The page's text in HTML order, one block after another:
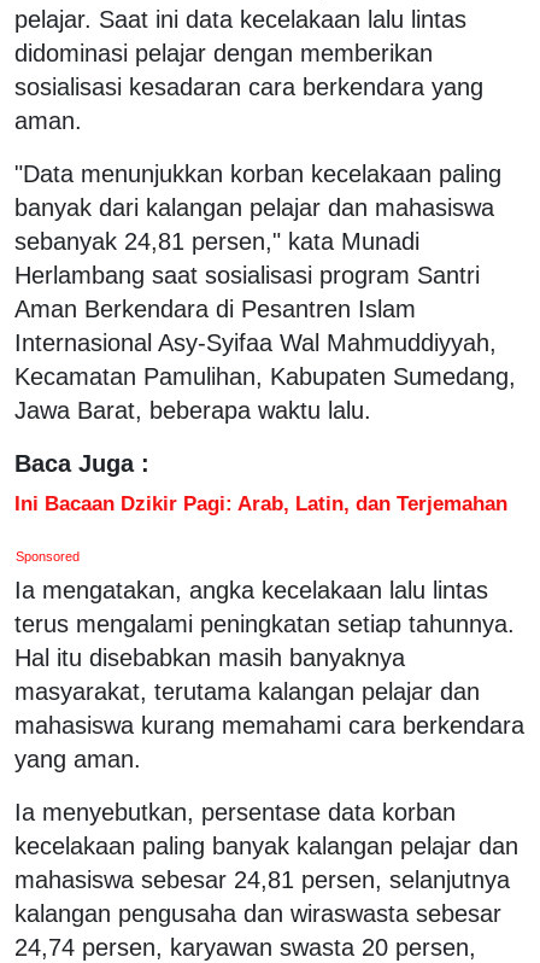
pelajar. Saat ini data kecelakaan lalu lintas
didominasi pelajar dengan memberikan
sosialisasi kesadaran cara berkendara yang
aman.
"Data menunjukkan korban kecelakaan paling
banyak dari kalangan pelajar dan mahasiswa
sebanyak 24,81 persen," kata Munadi
Herlambang saat sosialisasi program Santri
Aman Berkendara di Pesantren Islam
Internasional Asy-Syifaa Wal Mahmuddiyyah,
Kecamatan Pamulihan, Kabupaten Sumedang,
Jawa Barat, beberapa waktu lalu.
Baca Juga :
Ini Bacaan Dzikir Pagi: Arab, Latin, dan Terjemahan
Sponsored
Ia mengatakan, angka kecelakaan lalu lintas
terus mengalami peningkatan setiap tahunnya.
Hal itu disebabkan masih banyaknya
masyarakat, terutama kalangan pelajar dan
mahasiswa kurang memahami cara berkendara
yang aman.
Ia menyebutkan, persentase data korban
kecelakaan paling banyak kalangan pelajar dan
mahasiswa sebesar 24,81 persen, selanjutnya
kalangan pengusaha dan wiraswasta sebesar
24,74 persen, karyawan swasta 20 persen,